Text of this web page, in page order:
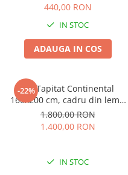
440,00 RON
IN STOC
ADAUGA IN COS
-22%
Pat Tapitat Continental
160x200 cm, cadru din lemn
cu somiera fixa, Culoare Gri
1.800,00 RON
1.400,00 RON
IN STOC